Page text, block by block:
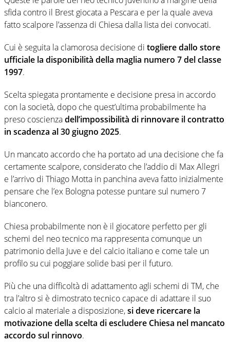
sfida contro il Brest giocata a Pescara e per la quale aveva
fatto scalpore l’assenza di Chiesa dalla lista dei convocati.
Cui è seguita la clamorosa decisione di togliere dallo store
ufficiale la disponibilità della maglia numero 7 del classe
1997.
Scelta spiegata prontamente e decisione presa in accordo
con la società, dopo che quest’ultima probabilmente ha
preso coscienzadell’impossibilità di rinnovare il contratto
in scadenza al 30 giugno 2025.
Un mancato accordo che ha portato ad una decisione che fa
certamente scalpore, considerato che l’addio di Max Allegri
e l’arrivo di Thiago Motta in panchina aveva fatto inizialmente
pensare che l’ex Bologna potesse puntare sul numero 7
bianconero.
Chiesa probabilmente non è il giocatore perfetto per gli
schemi del neo tecnico ma rappresenta comunque un
patrimonio della Juve e del calcio italiano e come tale un
profilo su cui poggiare solide basi per il futuro.
Più che una difficoltà di adattamento agli schemi di TM, che
tra l’altro si è dimostrato tecnico capace di adattare il suo
calcio al materiale a disposizione,si deve ricercare la
motivazione della scelta di escludere Chiesa nel mancato
accordo sul rinnovo.